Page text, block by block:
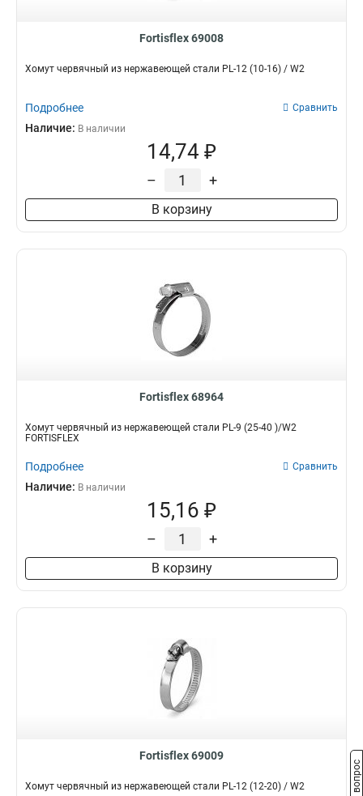
Fortisflex 69008
Хомут червячный из нержавеющей стали PL-12 (10-16) / W2
Подробнее Сравнить
Наличие: В наличии
14,74 ₽
– +
В корзину
Fortisflex 68964
Хомут червячный из нержавеющей стали PL-9 (25-40 )/W2
FORTISFLEX
Подробнее Сравнить
Наличие: В наличии
15,16 ₽
– +
В корзину
Fortisflex 69009
Хомут червячный из нержавеющей стали PL-12 (12-20) / W2